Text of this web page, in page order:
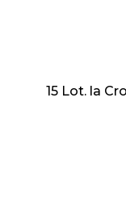
15 Lot. la Croix de Malte, 83560 Vinon-sur-